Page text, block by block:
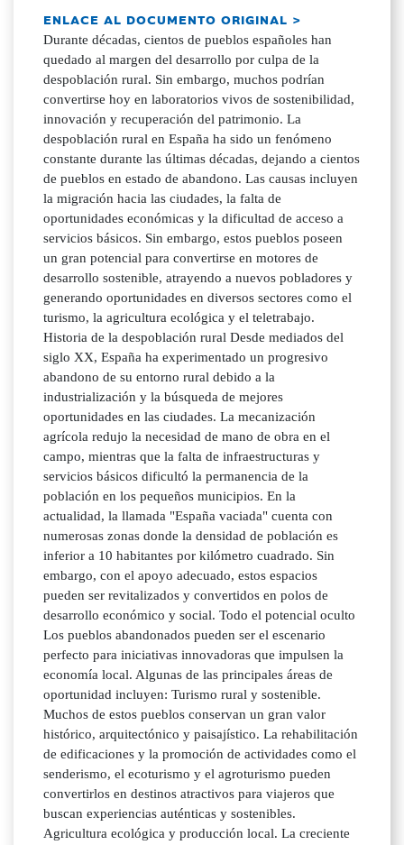
ENLACE AL DOCUMENTO ORIGINAL >
Durante décadas, cientos de pueblos españoles han
quedado al margen del desarrollo por culpa de la
despoblación rural. Sin embargo, muchos podrían
convertirse hoy en laboratorios vivos de sostenibilidad,
innovación y recuperación del patrimonio. La
despoblación rural en España ha sido un fenómeno
constante durante las últimas décadas, dejando a cientos
de pueblos en estado de abandono. Las causas incluyen
la migración hacia las ciudades, la falta de
oportunidades económicas y la dificultad de acceso a
servicios básicos. Sin embargo, estos pueblos poseen
un gran potencial para convertirse en motores de
desarrollo sostenible, atrayendo a nuevos pobladores y
generando oportunidades en diversos sectores como el
turismo, la agricultura ecológica y el teletrabajo.
Historia de la despoblación rural Desde mediados del
siglo XX, España ha experimentado un progresivo
abandono de su entorno rural debido a la
industrialización y la búsqueda de mejores
oportunidades en las ciudades. La mecanización
agrícola redujo la necesidad de mano de obra en el
campo, mientras que la falta de infraestructuras y
servicios básicos dificultó la permanencia de la
población en los pequeños municipios. En la
actualidad, la llamada "España vaciada" cuenta con
numerosas zonas donde la densidad de población es
inferior a 10 habitantes por kilómetro cuadrado. Sin
embargo, con el apoyo adecuado, estos espacios
pueden ser revitalizados y convertidos en polos de
desarrollo económico y social. Todo el potencial oculto
Los pueblos abandonados pueden ser el escenario
perfecto para iniciativas innovadoras que impulsen la
economía local. Algunas de las principales áreas de
oportunidad incluyen: Turismo rural y sostenible.
Muchos de estos pueblos conservan un gran valor
histórico, arquitectónico y paisajístico. La rehabilitación
de edificaciones y la promoción de actividades como el
senderismo, el ecoturismo y el agroturismo pueden
convertirlos en destinos atractivos para viajeros que
buscan experiencias auténticas y sostenibles.
Agricultura ecológica y producción local. La creciente